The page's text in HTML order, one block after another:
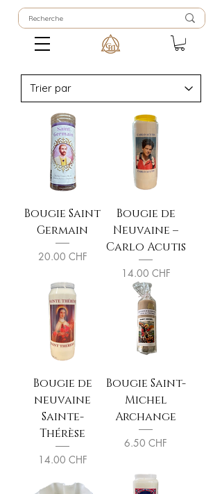
Bougie Saint
Germain
Prix
20.00 CHF
Bougie de
Neuvaine –
Carlo Acutis
Prix
14.00 CHF
Bougie de
neuvaine
Sainte-
Thérèse
Prix
14.00 CHF
Bougie Saint-
Michel
Archange
Prix
6.50 CHF